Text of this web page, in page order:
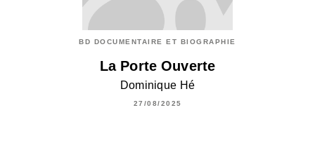
BD DOCUMENTAIRE ET BIOGRAPHIE
La Porte Ouverte
Dominique Hé
27/08/2025